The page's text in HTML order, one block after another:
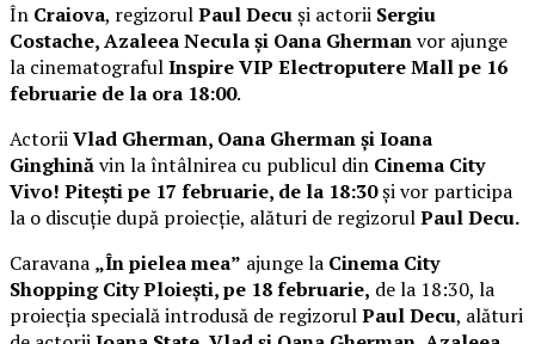
În Craiova, regizorulPaul Decuși actorii Sergiu
Costache, Azaleea Necula și Oana Ghermanvor ajunge
la cinematografulInspire VIP Electroputere Mall pe 16
februarie de la ora 18:00.
ActoriiVlad Gherman, Oana Gherman și Ioana
Ginghinăvin la întâlnirea cu publicul din Cinema City
Vivo! Pitești pe 17 februarie, de la 18:30și vor participa
la o discuție după proiecție, alături de regizorulPaul Decu.
Caravana „În pielea mea” ajunge la Cinema City
Shopping City Ploiești, pe 18 februarie, de la 18:30, la
proiecția specială introdusă de regizorulPaul Decu, alături